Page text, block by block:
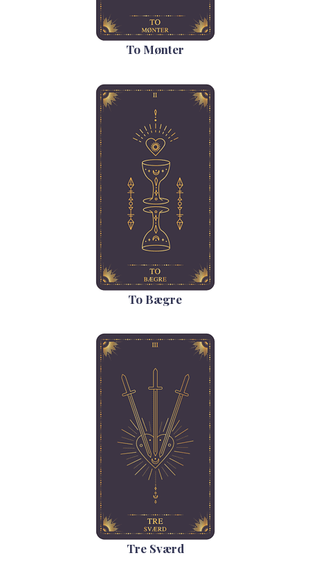
To Mønter
To Bægre
Tre Sværd